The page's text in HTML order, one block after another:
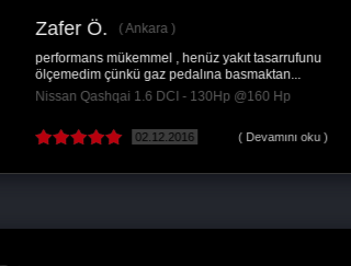
Zafer Ö.
Ankara
performans mükemmel , henüz yakıt tasarrufunu
ölçemedim çünkü gaz pedalına basmaktan...
Nissan Qashqai 1.6 DCI - 130Hp @160 Hp
02.12.2016 ( Devamını oku )